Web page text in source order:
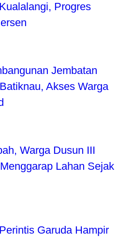
Progres
Jembatan
Akses Warga
Warga Dusun III
Lahan Sejak
Garuda Hampir